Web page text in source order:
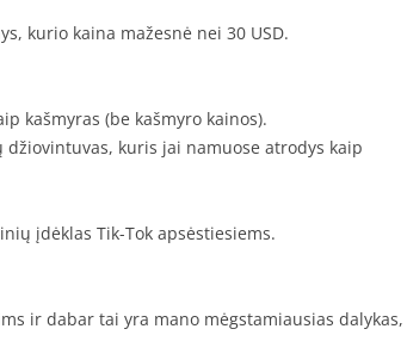
kurio kaina mažesnė nei 30 USD.
kašmyras (be kašmyro kainos).
kuris jai namuose atrodys kaip
įdėklas Tik-Tok apsėstiesiems.
ir dabar tai yra mano mėgstamiausias dalykas,